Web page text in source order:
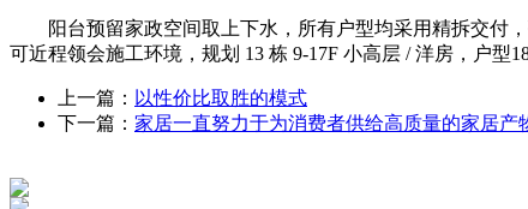
阳台预留家政空间取上下水，所有户型均采用精拆交付，
可近程领会施工环境，规划 13 栋 9-17F 小高层 / 洋房，户型
上一篇： 以性价比取胜的模式
下一篇： 家居一直努力于为消费者供给高质量的家居产